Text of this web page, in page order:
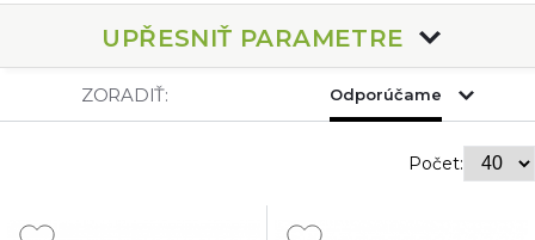
UPŘESNIŤ PARAMETRE
ZORADIŤ: Odporúčame
Počet: